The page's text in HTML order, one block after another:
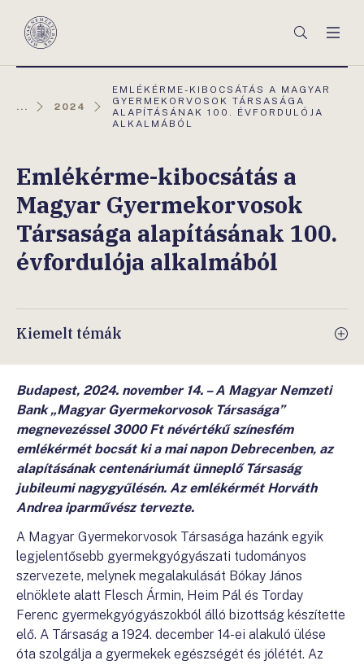
Magyar
Keresés
... 2024
AKTUÁLIS
OLDAL:
EMLÉKÉRME-KIBOCSÁTÁS A MAGYAR
GYERMEKORVOSOK TÁRSASÁGA
ALAPÍTÁSÁNAK 100. ÉVFORDULÓJA
ALKALMÁBÓL
Emlékérme-kibocsátás a
Magyar Gyermekorvosok
Társasága alapításának 100.
évfordulója alkalmából
Kiemelt témák
Budapest, 2024. november 14. –A Magyar Nemzeti
Bank„Magyar Gyermekorvosok Társasága”
megnevezéssel 3000 Ft névértékű színesfém
emlékérmét bocsát ki a mai napon Debrecenben, az
alapításának centenáriumát ünneplő Társaság
jubileumi nagygyűlésén. Az emlékérmét Horváth
Andrea iparművész tervezte.
A Magyar Gyermekorvosok Társasága hazánk egyik
legjelentősebb gyermekgyógyászati tudományos
szervezete, melynek megalakulását Bókay János
elnöklete alatt Flesch Ármin, Heim Pál és Torday
Ferenc gyermekgyógyászokból álló bizottság készítette
elő. A Társaság a 1924. december 14-ei alakuló ülése
óta szolgálja a gyermekek egészségét és jólétét. Az